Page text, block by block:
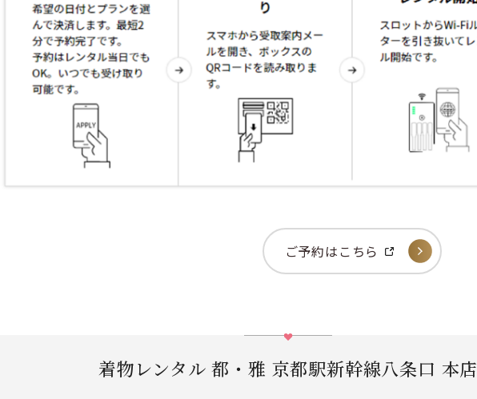
ご予約はこちら
着物レンタル 都・雅 京都駅新幹線八条口 本店